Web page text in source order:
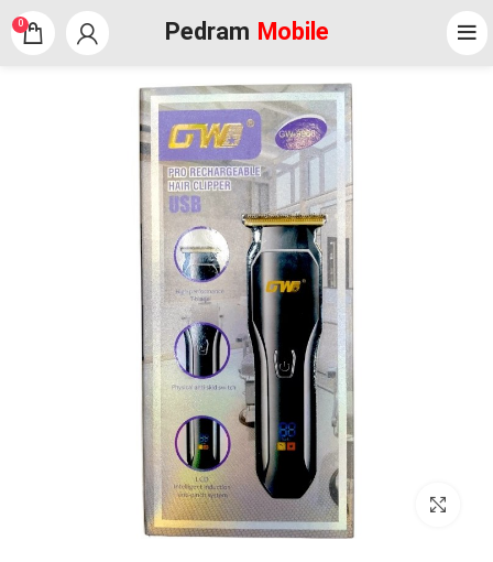
Pedram Mobile
0
برای بزرگنمایی کلیک کنید